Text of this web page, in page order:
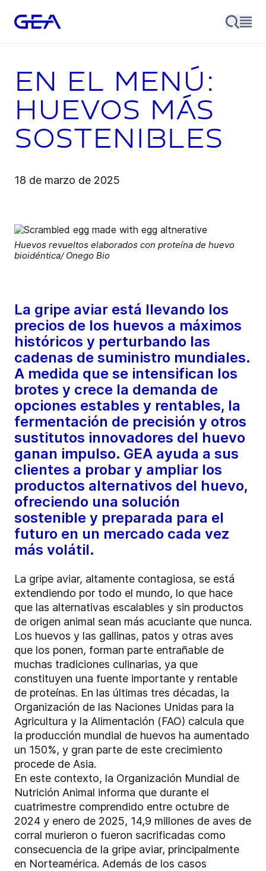
En el menú:
huevos más
sostenibles
18 de marzo de 2025
Huevos revueltos elaborados con proteína de huevo
bioidéntica/ Onego Bio
La gripe aviar está llevando los
precios de los huevos a máximos
históricos y perturbando las
cadenas de suministro mundiales.
A medida que se intensifican los
brotes y crece la demanda de
opciones estables y rentables, la
fermentación de precisión y otros
sustitutos innovadores del huevo
ganan impulso. GEA ayuda a sus
clientes a probar y ampliar los
productos alternativos del huevo,
ofreciendo una solución
sostenible y preparada para el
futuro en un mercado cada vez
más volátil.
La gripe aviar, altamente contagiosa, se está
extendiendo por todo el mundo, lo que hace
que las alternativas escalables y sin productos
de origen animal sean más acuciante que nunca.
Los huevos y las gallinas, patos y otras aves
que los ponen, forman parte entrañable de
muchas tradiciones culinarias, ya que
constituyen una fuente importante y rentable
de proteínas. En las últimas tres décadas, la
Organización de las Naciones Unidas para la
Agricultura y la Alimentación (FAO) calcula que
la producción mundial de huevos ha aumentado
un 150%, y gran parte de este crecimiento
procede de Asia.
En este contexto, la Organización Mundial de
Nutrición Animal informa que durante el
cuatrimestre comprendido entre octubre de
2024 y enero de 2025, 14,9 millones de aves de
corral murieron o fueron sacrificadas como
consecuencia de la gripe aviar, principalmente
en Norteamérica. Además de los casos